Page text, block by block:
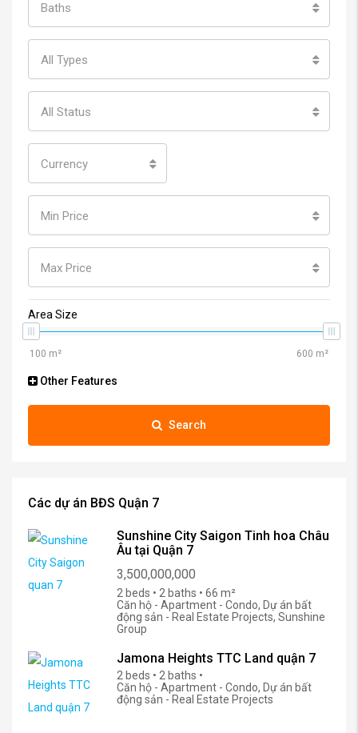
Baths
All Types
All Status
Currency
Min Price
Max Price
Area Size
Other Features
Search
Các dự án BĐS Quận 7
Sunshine City Saigon Tinh hoa Châu
Âu tại Quận 7
3,500,000,000
2 beds • 2 baths • 66 m²
Căn hộ - Apartment - Condo, Dự án bất
động sản - Real Estate Projects, Sunshine
Group
Jamona Heights TTC Land quận 7
2 beds • 2 baths •
Căn hộ - Apartment - Condo, Dự án bất
động sản - Real Estate Projects